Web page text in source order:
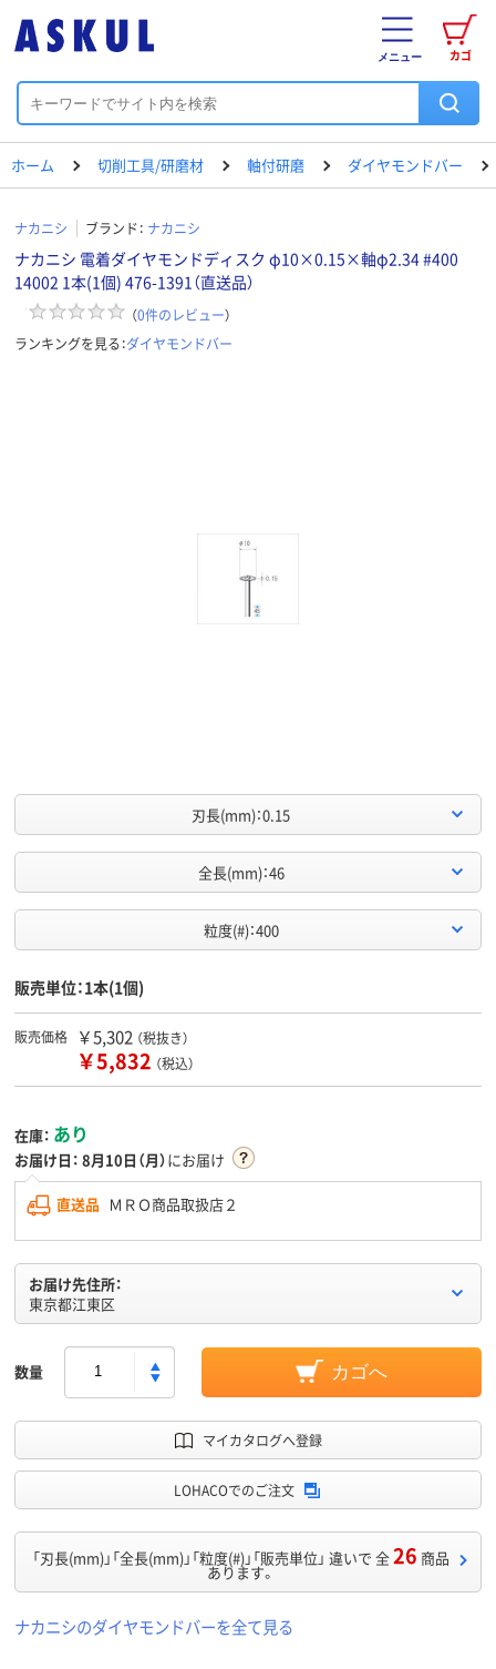
カゴ
メニュー
ホーム 切削工具/研磨材 軸付研磨 ダイヤモンドバー
ナカニシ ブランド： ナカニシ
ナカニシ 電着ダイヤモンドディスク φ10×0.15×軸φ2.34 #400
14002 1本(1個) 476-1391（直送品）
（0件のレビュー）
ランキングを見る：ダイヤモンドバー
刃長(mm)：0.15
全長(mm)：46
粒度(#)：400
販売単位：1本(1個)
販売価格 ￥5,302 （税抜き）
￥5,832 （税込）
在庫： あり
お届け日： 8月10日（月）にお届け
直送品 ＭＲＯ商品取扱店２
お届け先住所：
東京都江東区
数量 カゴへ
マイカタログへ登録
LOHACOでのご注文
「刃長(mm)」「全長(mm)」「粒度(#)」「販売単位」 違いで 全26 商品
あります。
ナカニシのダイヤモンドバーを全て見る